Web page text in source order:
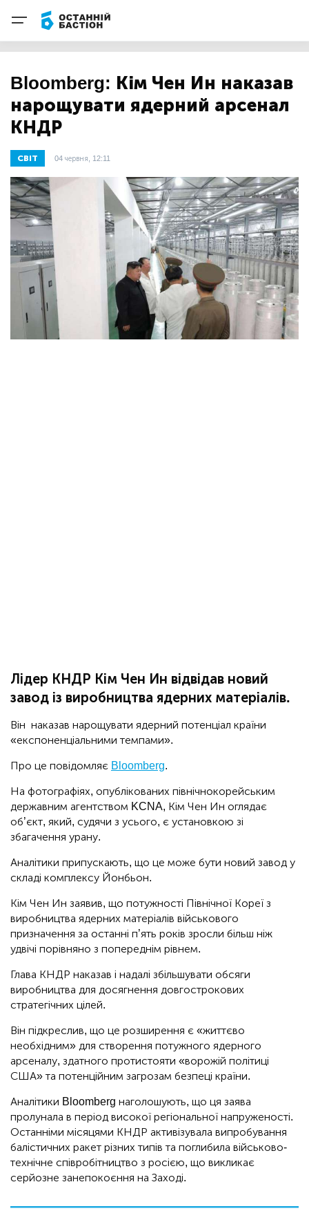
Bloomberg: Кім Чен Ин наказав
нарощувати ядерний арсенал
КНДР
СВІТ 04 червня, 12:11
Лідер КНДР Кім Чен Ин відвідав новий
завод із виробництва ядерних матеріалів.
Він наказав нарощувати ядерний потенціал країни
«експоненціальними темпами».
Про це повідомляє Bloomberg.
На фотографіях, опублікованих північнокорейським
державним агентством KCNA, Кім Чен Ин оглядає
об’єкт, який, судячи з усього, є установкою зі
збагачення урану.
Аналітики припускають, що це може бути новий завод у
складі комплексу Йонбьон.
Кім Чен Ин заявив, що потужності Північної Кореї з
виробництва ядерних матеріалів військового
призначення за останні п’ять років зросли більш ніж
удвічі порівняно з попереднім рівнем.
Глава КНДР наказав і надалі збільшувати обсяги
виробництва для досягнення довгострокових
стратегічних цілей.
Він підкреслив, що це розширення є «життєво
необхідним» для створення потужного ядерного
арсеналу, здатного протистояти «ворожій політиці
США» та потенційним загрозам безпеці країни.
Аналітики Bloomberg наголошують, що ця заява
пролунала в період високої регіональної напруженості.
Останніми місяцями КНДР активізувала випробування
балістичних ракет різних типів та поглибила військово-
технічне співробітництво з росією, що викликає
серйозне занепокоєння на Заході.